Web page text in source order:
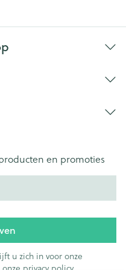
en promoties
u zich in voor onze